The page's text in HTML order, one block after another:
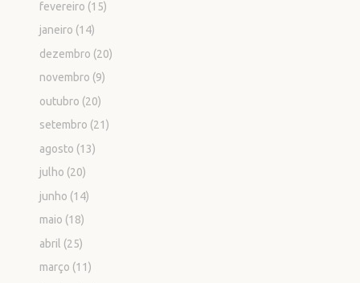
fevereiro (15)
janeiro (14)
dezembro (20)
novembro (9)
outubro (20)
setembro (21)
agosto (13)
julho (20)
junho (14)
maio (18)
abril (25)
março (11)